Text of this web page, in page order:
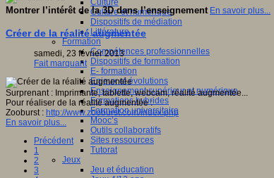
Culture
Culture et numérique
Dispositifs de médiation
Littérature
Formation
Compétences professionnelles
Dispositifs de formation
E- formation
Enjeux et évolutions
Enseignement supérieur et numérique
Formations hybrides
Formation universitaire
Mooc’s
Outils collaboratifs
Sites ressources
Tutorat
Jeux
Jeu et éducation
Montrer l’intérêt de la 3D dans l’enseignement En savoir plus...
Créer de la réalité augmentée
samedi, 23 février 2013
Fait marquant
Surprenant : Imprimante, tablette, webcam, réalité augmentée...
Pour réaliser de la réalité augmentée :
Zooburst : http://www.zooburst.com/index.php
En savoir plus...
Précédent
1
2
3